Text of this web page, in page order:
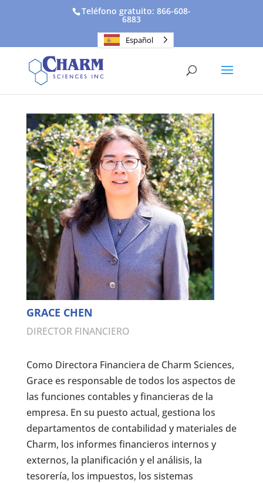
Teléfono gratuito: 866-608-
6883
Español
GRACE CHEN
DIRECTOR FINANCIERO
Como Directora Financiera de Charm Sciences,
Grace es responsable de todos los aspectos de
las funciones contables y financieras de la
empresa. En su puesto actual, gestiona los
departamentos de contabilidad y materiales de
Charm, los informes financieros internos y
externos, la planificación y el análisis, la
tesorería, los impuestos, los sistemas